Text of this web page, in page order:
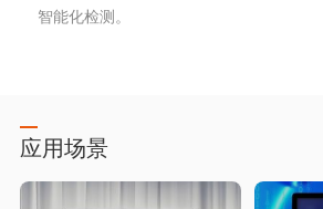
智能化检测。
应用场景